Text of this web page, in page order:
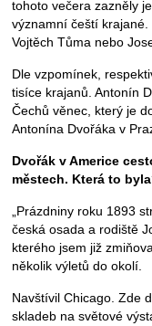
tohoto večera zazněly
významní čeští krajané.
Vojtěch Tůma nebo
Dle vzpomínek,
tisíce krajanů. Antonín
Čechů věnec, který je
Antonína Dvořáka v
Dvořák v Americe
městech. Která to
„Prázdniny roku 1893
česká osada a rodiště
kterého jsem již
několik výletů do okolí.
Navštívil Chicago. Zde
skladeb na světové